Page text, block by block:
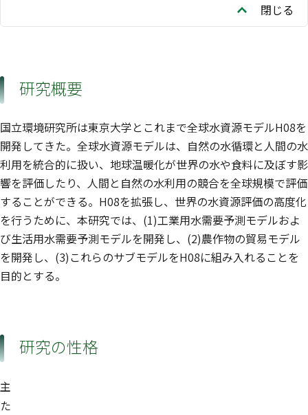
閉じる
研究概要
国立環境研究所は東京大学とこれまで全球水資源モデルH08を
開発してきた。全球水資源モデルは、自然の水循環と人間の水
利用を統合的に扱い、地球温暖化が世界の水や食料に及ぼす影
響を評価したり、人間と自然の水利用の競合を全球規模で評価
することができる。H08を拡張し、世界の水資源評価の高度化
を行うために、本研究では、(1)工業用水需要予測モデルおよ
び生活用水需要予測モデルを開発し、(2)農作物の貿易モデル
を開発し、(3)これらのサブモデルをH08に組み入れることを
目的とする。
研究の性格
主
た